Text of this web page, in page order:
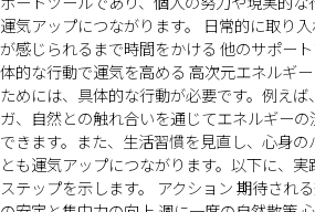
運気アップにつながります。 日常的に取り
が感じられるまで時間をかける 他のサポー
体的な行動で運気を高める 高次元エネルギ
ためには、具体的な行動が必要です。例えば
ガ、自然との触れ合いを通じてエネルギー
できます。また、生活習慣を見直し、心身の
とも運気アップにつながります。以下に、
ステップを示します。 アクション 期待され